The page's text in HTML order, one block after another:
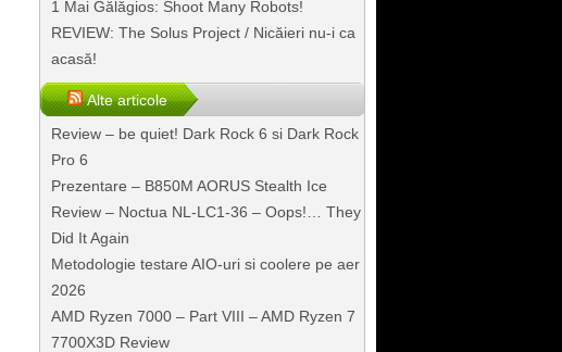
1 Mai Gălăgios: Shoot Many Robots!
REVIEW: The Solus Project / Nicăieri nu-i ca
acasă!
Alte articole
Review – be quiet! Dark Rock 6 si Dark Rock
Pro 6
Prezentare – B850M AORUS Stealth Ice
Review – Noctua NL-LC1-36 – Oops!… They
Did It Again
Metodologie testare AIO-uri si coolere pe aer
2026
AMD Ryzen 7000 – Part VIII – AMD Ryzen 7
7700X3D Review